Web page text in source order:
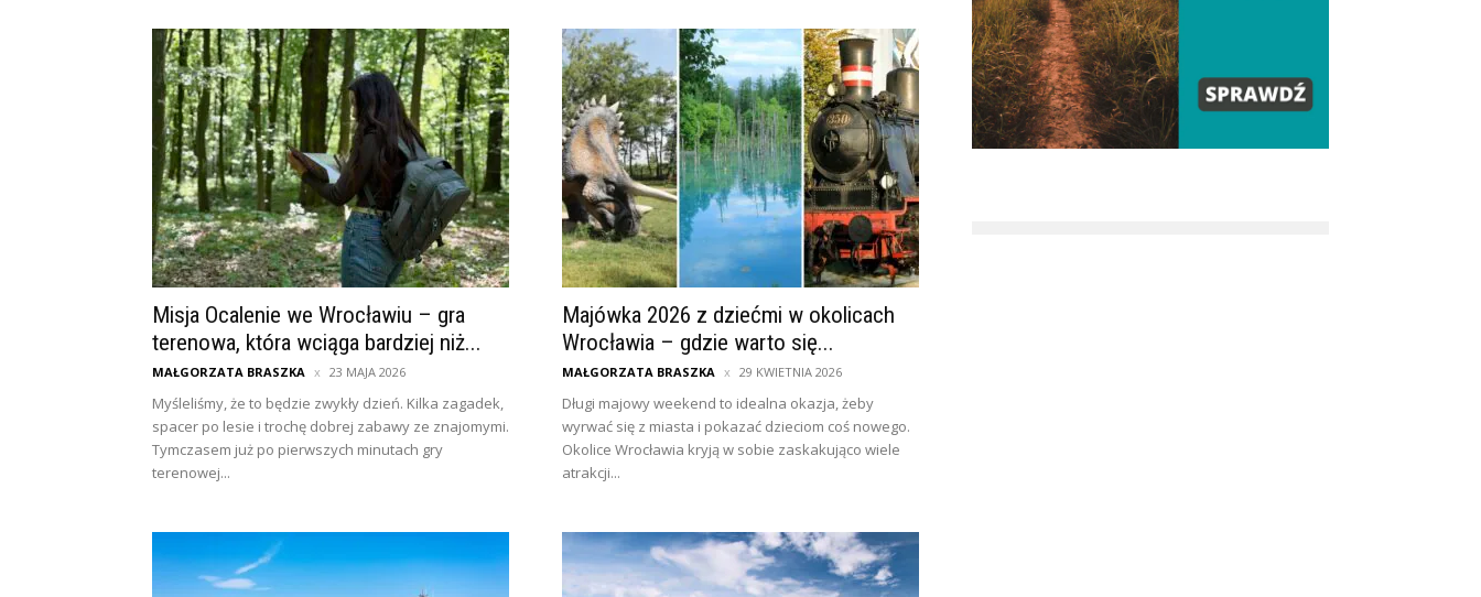
Misja Ocalenie we Wrocławiu – gra
terenowa, która wciąga bardziej niż...
MAŁGORZATA BRASZKA 23 MAJA 2026
Myśleliśmy, że to będzie zwykły dzień. Kilka zagadek,
spacer po lesie i trochę dobrej zabawy ze znajomymi.
Tymczasem już po pierwszych minutach gry
terenowej...
Majówka 2026 z dziećmi w okolicach
Wrocławia – gdzie warto się...
MAŁGORZATA BRASZKA 29 KWIETNIA 2026
Długi majowy weekend to idealna okazja, żeby
wyrwać się z miasta i pokazać dzieciom coś nowego.
Okolice Wrocławia kryją w sobie zaskakująco wiele
atrakcji...